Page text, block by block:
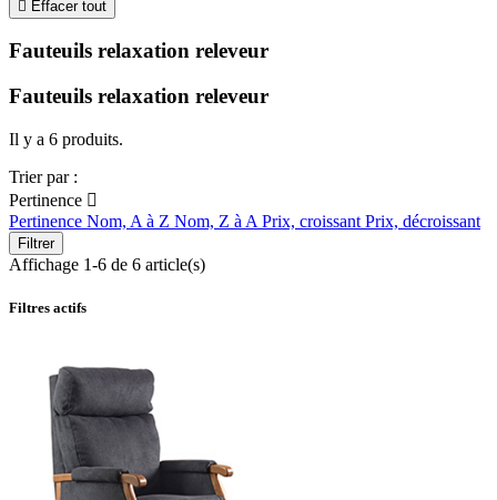
 Effacer tout
Fauteuils relaxation releveur
Fauteuils relaxation releveur
Il y a 6 produits.
Trier par :
Pertinence 
Pertinence Nom, A à Z Nom, Z à A Prix, croissant Prix, décroissant
Filtrer
Affichage 1-6 de 6 article(s)
Filtres actifs